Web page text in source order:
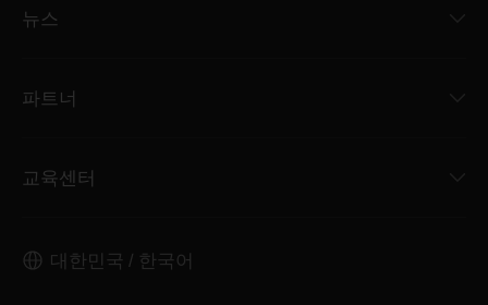
뉴스
파트너
교육센터
대한민국 / 한국어